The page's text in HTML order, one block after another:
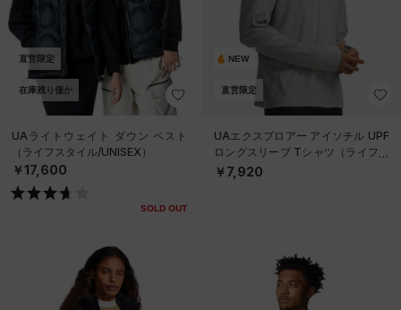
直営限定
在庫残り僅か
UAライトウェイト ダウン ベスト
（ライフスタイル/UNISEX）
￥17,600
SOLD OUT
NEW
直営限定
UAエクスプロアー アイソチル UPF
ロングスリーブ Tシャツ（ライフス
タイル/MEN）
￥7,920